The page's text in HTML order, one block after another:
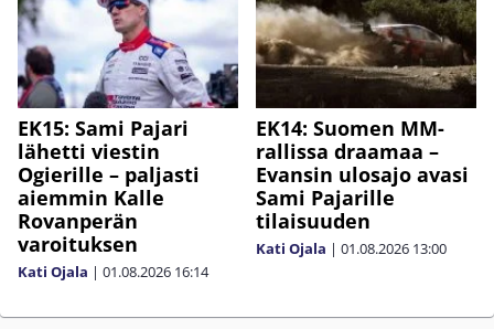
EK15: Sami Pajari
lähetti viestin
Ogierille – paljasti
aiemmin Kalle
Rovanperän
varoituksen
Kati Ojala | 01.08.2026 16:14
EK14: Suomen MM-
rallissa draamaa –
Evansin ulosajo avasi
Sami Pajarille
tilaisuuden
Kati Ojala | 01.08.2026 13:00